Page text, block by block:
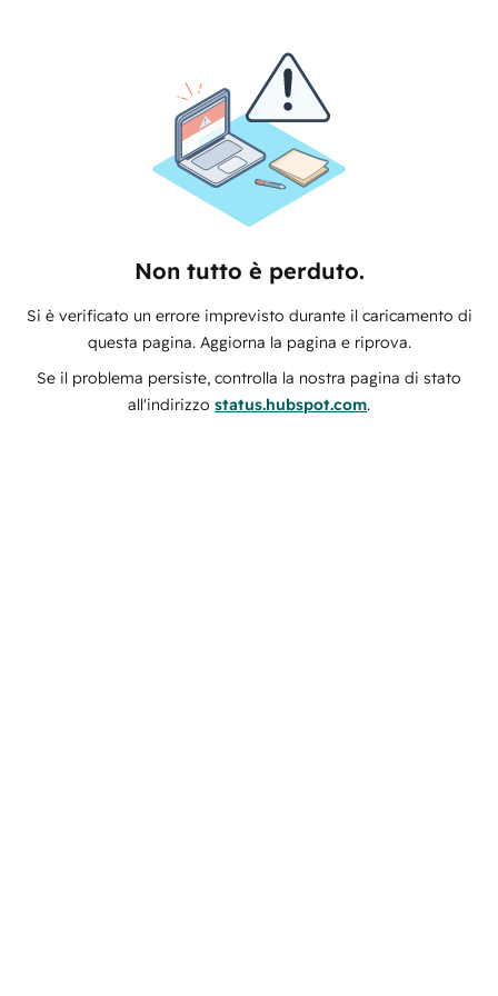
Non tutto è perduto.
Si è verificato un errore imprevisto durante il caricamento di
questa pagina. Aggiorna la pagina e riprova.
Se il problema persiste, controlla la nostra pagina di stato
all'indirizzo status.hubspot.com.